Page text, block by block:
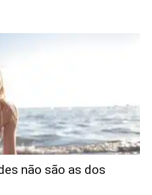
não são as dos